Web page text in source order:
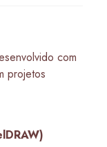
com
projetos